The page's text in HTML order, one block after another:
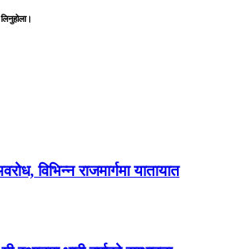
विभिन्न राजमार्गमा यातायात